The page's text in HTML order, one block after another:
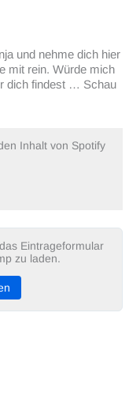
und nehme dich hier
mit rein. Würde mich
dich findest … Schau
Inhalt von Spotify
Eintrageformular
zu laden.